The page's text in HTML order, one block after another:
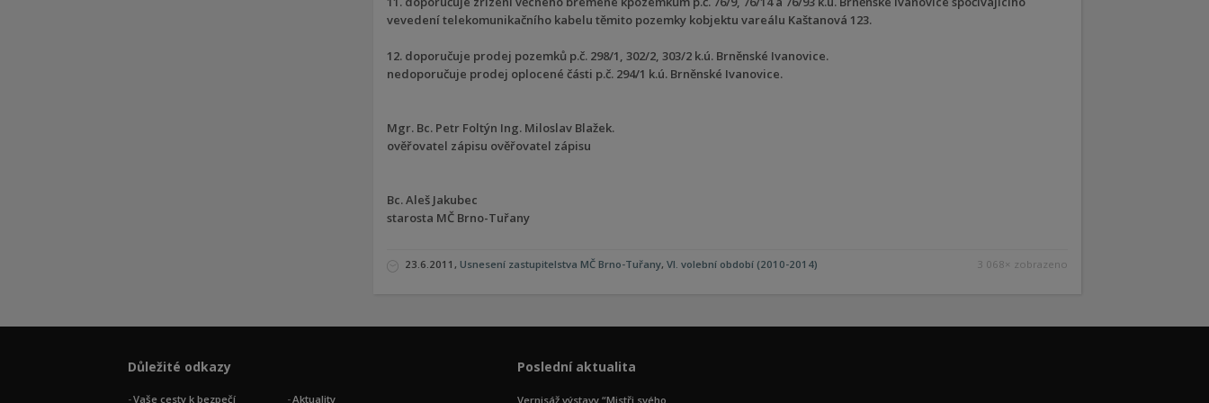
vevedení telekomunikačního kabelu těmito pozemky kobjektu vareálu Kaštanová 123.
12. doporučuje prodej pozemků p.č. 298/1, 302/2, 303/2 k.ú. Brněnské Ivanovice.
nedoporučuje prodej oplocené části p.č. 294/1 k.ú. Brněnské Ivanovice.
Mgr. Bc. Petr Foltýn Ing. Miloslav Blažek.
ověřovatel zápisu ověřovatel zápisu
Bc. Aleš Jakubec
starosta MČ Brno-Tuřany
3 068× zobrazeno
23.6.2011, Usnesení zastupitelstva MČ Brno-Tuřany, VI. volební období (2010-2014)
Důležité odkazy
Vaše cesty k bezpečí Aktuality
Poslední aktualita
Vernisáž výstavy “Mistři svého